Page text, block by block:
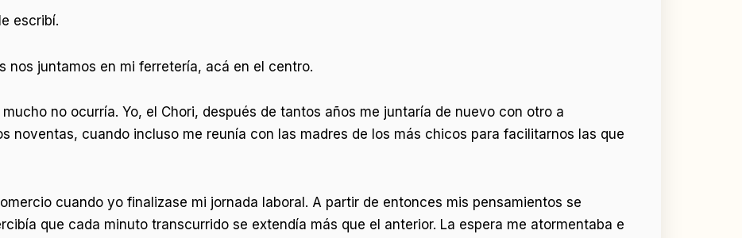
escribí.
nos juntamos en mi ferretería, acá en el centro.
no ocurría. Yo, el Chori, después de tantos años me juntaría de nuevo con otro a
noventas, cuando incluso me reunía con las madres de los más chicos para facilitarnos las que
cuando yo finalizase mi jornada laboral. A partir de entonces mis pensamientos se
que cada minuto transcurrido se extendía más que el anterior. La espera me atormentaba e